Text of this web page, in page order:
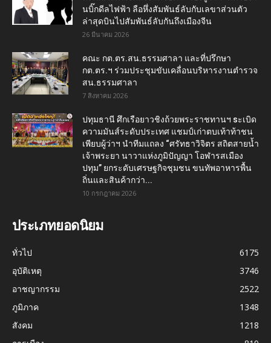
นบิ๊กดีลไฟฟ้า ลือหึ่งสัมพันธ์ลับกับเลขาส่วนตัว
ล่าสุดบินไปสัมพันธ์ลับกันถึงเมืองจีน
26 มีนาคม 2026
คณะ กต.ตร.สน.ธรรมศาลา และที่ปรึกษา
กต.ตร.ฯ ร่วมประชุมขับเคลื่อนบริหารงานตำรวจ
สน.ธรรมศาลา
7 สิงหาคม 2026
ปทุมธานี ศึกเรือยาวชิงถ้วยพระราชทานฯ sะเบิด
ความมันส์ระดับประเทศ แชมป์เก่าตบเท้าท้าชน
เพียบผู้ว่าฯ นำทีมแถลง “ศรัทธาวิจิตร สถิตสายน้ำ
เจ้าพระยา นาวาแห่งภูมิปัญญา โอฬารสเมือง
ปทุม” ยกระดับเศรษฐกิจชุมชน ขนทัพอาหารพื้น
ถิ่นและสินค้ากว่า...
10 กรกฎาคม 2026
ประเภทยอดนิยม
ทั่วไป
6175
อุบัติเหตุ
3746
อาชญากรรม
2522
ภูมิภาค
1348
สังคม
1218